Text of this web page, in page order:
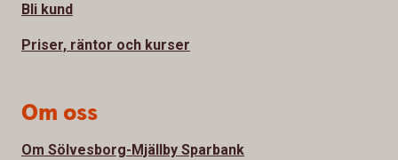
Bli kund
Priser, räntor och kurser
Om oss
Om Sölvesborg-Mjällby Sparbank